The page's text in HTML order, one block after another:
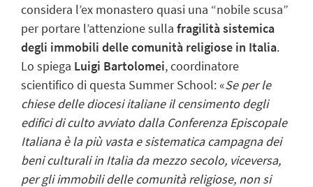
considera l’ex monastero quasi una “nobile scusa”
per portare l’attenzione sulla fragilità sistemica
degli immobili delle comunità religiose in Italia.
Lo spiega Luigi Bartolomei, coordinatore
scientifico di questa Summer School: «Se per le
chiese delle diocesi italiane il censimento degli
edifici di culto avviato dalla Conferenza Episcopale
Italiana è la più vasta e sistematica campagna dei
beni culturali in Italia da mezzo secolo, viceversa,
per gli immobili delle comunità religiose, non si